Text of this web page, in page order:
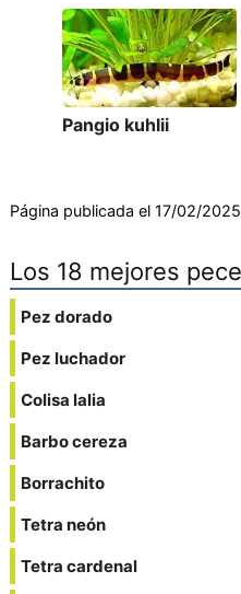
Pangio kuhlii
Página publicada el 17/02/
Los 18 mejores
Pez dorado
Pez luchador
Colisa lalia
Barbo cereza
Borrachito
Tetra neón
Tetra cardenal